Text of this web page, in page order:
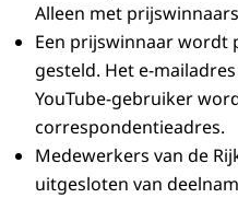
Alleen met
Een prijswinnaar wordt
gesteld. Het e-
YouTube-gebruiker
correspondentieadres.
Medewerkers van de
uitgesloten van